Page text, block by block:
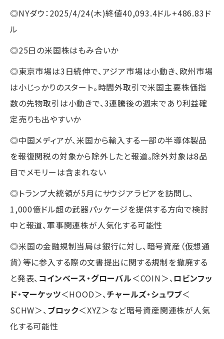
◎NYダウ：2025/4/24(木)終値40,093.4ドル+486.83ド
ル
◎25日の米国株はもみ合いか
◎東京市場は3日続伸で、アジア市場は小動き、欧州市場
は小じっかりのスタート。時間外取引で米国主要株価指
数の先物取引は小動きで、3連騰後の週末であり利益確
定売りも出やすいか
◎中国メディアが、米国から輸入する一部の半導体製品
を報復関税の対象から除外したと報道。除外対象は8品
目でメモリーは含まれない
◎トランプ大統領が5月にサウジアラビアを訪問し、
1,000億ドル超の武器パッケージを提供する方向で検討
中と報道、軍事関連株が人気化する可能性
◎米国の金融規制当局は銀行に対し、暗号資産（仮想通
貨）等に参入する際の文書提出に関する規制を撤廃する
と発表、 コインベース・グローバル＜COIN＞、ロビンフッ
ド・マーケッツ＜HOOD＞、チャールズ・シュワブ＜
SCHW＞、ブロック＜XYZ＞など暗号資産関連株が人気
化する可能性